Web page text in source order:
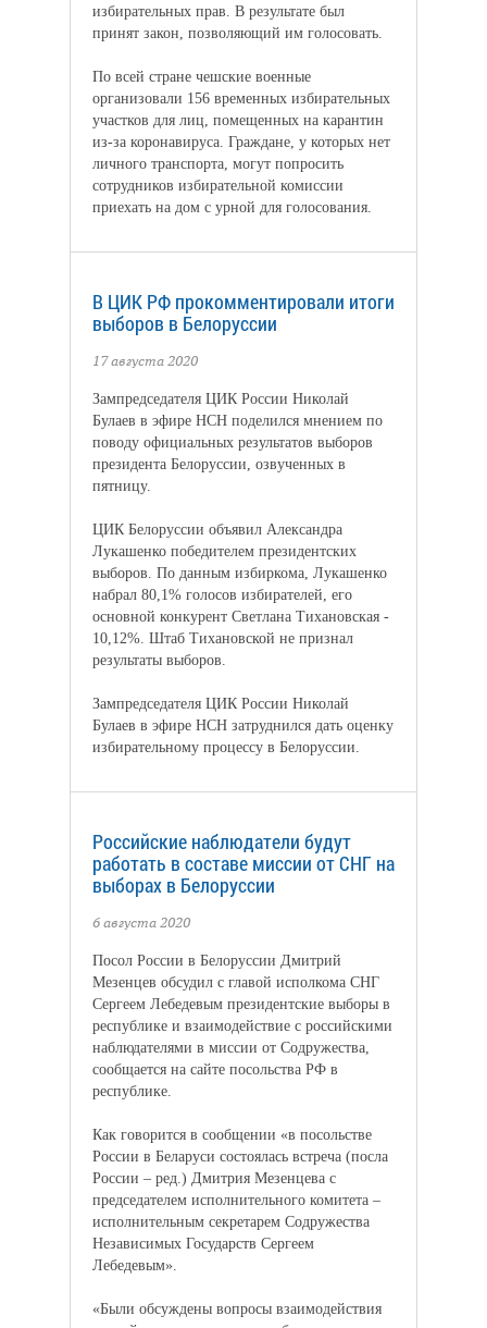
избирательных прав. В результате был
принят закон, позволяющий им голосовать.
По всей стране чешские военные
организовали 156 временных избирательных
участков для лиц, помещенных на карантин
из-за коронавируса. Граждане, у которых нет
личного транспорта, могут попросить
сотрудников избирательной комиссии
приехать на дом с урной для голосования.
В ЦИК РФ прокомментировали итоги
выборов в Белоруссии
17 августа 2020
Зампредседателя ЦИК России Николай
Булаев в эфире НСН поделился мнением по
поводу официальных результатов выборов
президента Белоруссии, озвученных в
пятницу.
ЦИК Белоруссии объявил Александра
Лукашенко победителем президентских
выборов. По данным избиркома, Лукашенко
набрал 80,1% голосов избирателей, его
основной конкурент Светлана Тихановская -
10,12%. Штаб Тихановской не признал
результаты выборов.
Зампредседателя ЦИК России Николай
Булаев в эфире НСН затруднился дать оценку
избирательному процессу в Белоруссии.
Российские наблюдатели будут
работать в составе миссии от СНГ на
выборах в Белоруссии
6 августа 2020
Посол России в Белоруссии Дмитрий
Мезенцев обсудил с главой исполкома СНГ
Сергеем Лебедевым президентские выборы в
республике и взаимодействие с российскими
наблюдателями в миссии от Содружества,
сообщается на сайте посольства РФ в
республике.
Как говорится в сообщении «в посольстве
России в Беларуси состоялась встреча (посла
России – ред.) Дмитрия Мезенцева с
председателем исполнительного комитета –
исполнительным секретарем Содружества
Независимых Государств Сергеем
Лебедевым».
«Были обсуждены вопросы взаимодействия